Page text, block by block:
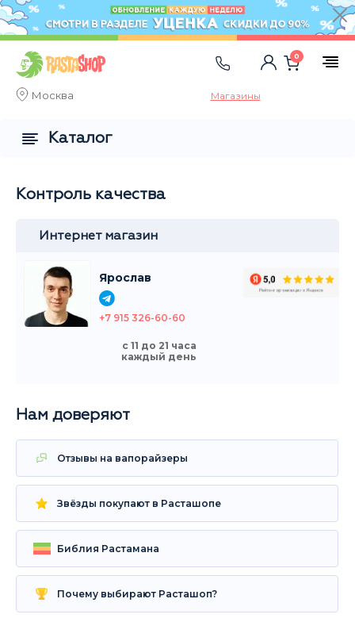
Москва Магазины
0
Контроль качества
Интернет магазин
Ярослав
+7 915 326-60-60
с 11 до 21 часа
каждый день
Нам доверяют
Отзывы на вапорайзеры
Звёзды покупают в Расташопе
Библия Растамана
Почему выбирают Расташоп?
Каталог